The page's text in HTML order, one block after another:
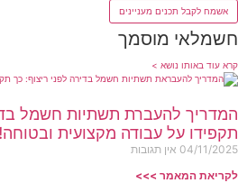
אשמח לקבל תכנים מעניינים
חשמלאי מוסמך
קרא עוד באותו נושא >
המדריך להעברת תשתיות חשמל
תקפידו על עבודה מקצועית ובטוחה!
04/11/2025 אין תגובות
לקריאת המאמר >>>